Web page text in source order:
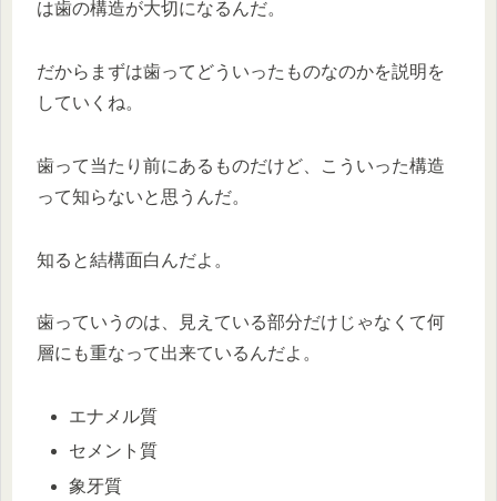
は歯の構造が大切になるんだ。
だからまずは歯ってどういったものなのかを説明を
していくね。
歯って当たり前にあるものだけど、こういった構造
って知らないと思うんだ。
知ると結構面白んだよ。
歯っていうのは、見えている部分だけじゃなくて何
層にも重なって出来ているんだよ。
エナメル質
セメント質
象牙質